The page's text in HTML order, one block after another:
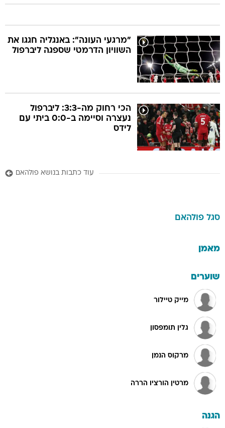
"מרגעי העונה": באנגליה חגגו את
השוויון הדרמטי שספגה ליברפול
הכי רחוק מה-3:3: ליברפול
נעצרה וסיימה ב-0:0 ביתי עם
לידס
עוד כתבות בנושא פולהאם
סגל פולהאם
מאמן
שוערים
מייק טיילור
גלין תומפסון
מרקוס הנמן
מרטין הורציו הררה
הגנה